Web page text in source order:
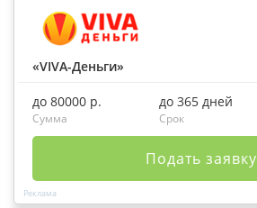
«VIVA-Деньги»
до 80000 р.
Сумма
до 365 дней
Срок
Подать заявку